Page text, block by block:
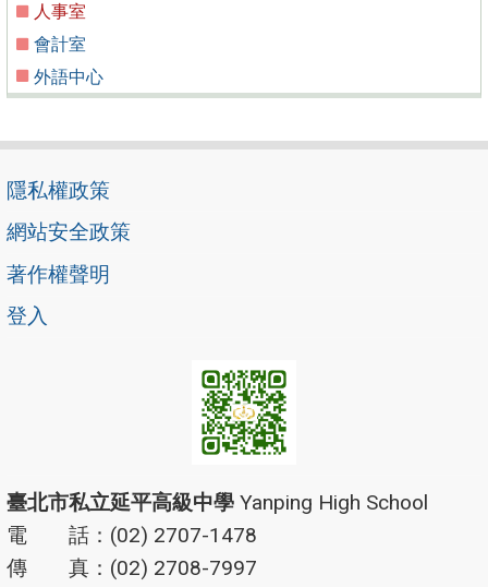
人事室
會計室
外語中心
隱私權政策
網站安全政策
著作權聲明
登入
臺北市私立延平高級中學 Yanping High School
電 話：(02) 2707-1478
傳 真：(02) 2708-7997